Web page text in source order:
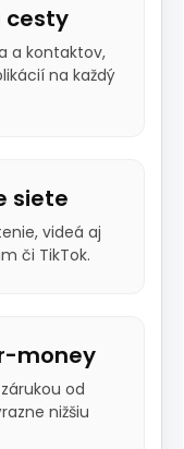
cesty
a kontaktov,
na každý
siete
videá aj
či TikTok.
money
od
nižšiu